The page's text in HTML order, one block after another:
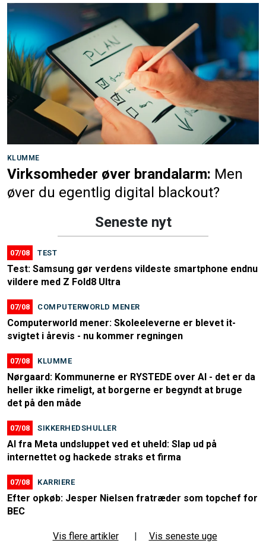
KLUMME
Virksomheder øver brandalarm: Men
øver du egentlig digital blackout?
Seneste nyt
07/08 TEST
Test: Samsung gør verdens vildeste smartphone endnu
vildere med Z Fold8 Ultra
07/08 COMPUTERWORLD MENER
Computerworld mener: Skoleeleverne er blevet it-
svigtet i årevis - nu kommer regningen
07/08 KLUMME
Nørgaard: Kommunerne er RYSTEDE over AI - det er da
heller ikke rimeligt, at borgerne er begyndt at bruge
det på den måde
07/08 SIKKERHEDSHULLER
AI fra Meta undsluppet ved et uheld: Slap ud på
internettet og hackede straks et firma
07/08 KARRIERE
Efter opkøb: Jesper Nielsen fratræder som topchef for
BEC
Vis flere artikler Vis seneste uge